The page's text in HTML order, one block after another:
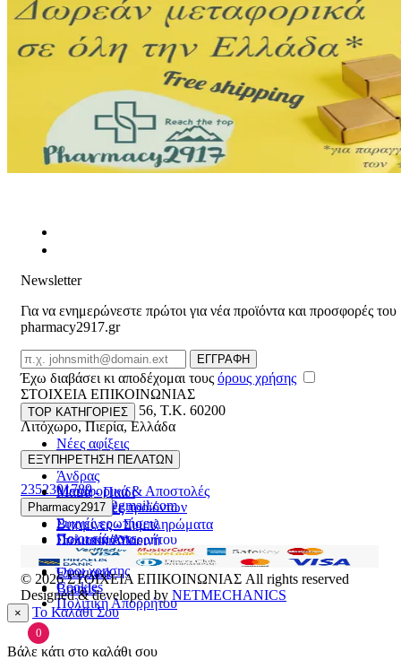
Newsletter
Για να ενημερώνεστε πρώτοι για νέα προϊόντα και προσφορές του
pharmacy2917.gr
Email
ΕΓΓΡΑΦΗ
Έχω διαβάσει κι αποδέχομαι τους όρους χρήσης
ΣΤΟΙΧΕΙΑ ΕΠΙΚΟΙΝΩΝΙΑΣ
Βασ. Κωνσταντίνου 56, T.K. 60200
Λιτόχωρο,Πιερία,Ελλάδα
ΓΕΜΗ:165892448000
2352301789
pharmacy2917@gmail.com
TOP ΚΑΤΗΓΟΡΙΕΣ
Νέες αφίξεις
Γυναίκα
Άνδρας
Μαμά - Παιδί
Προσφορές
Βιταμίνες - Συμπληρώματα
Στοματική Υγιεινή
Πρόσωπο
Εποχιακά
Brands
ΕΞΥΠΗΡΕΤΗΣΗ ΠΕΛΑΤΩΝ
Μεταφορικά & Αποστολές
Επιστροφές προϊόντων
Συχνές ερωτήσεις
Πολιτική Απορρήτου
Pharmacy2917
Ποιοι είμαστε
Επικοινωνία
Όροι χρήσης
Cookies
Πολιτική Απορρήτου
© 2026ΣΤΟΙΧΕΙΑ ΕΠΙΚΟΙΝΩΝΙΑΣ All rights reserved
Designed & developed by NETMECHANICS
× Το Καλάθι Σου
0
Βάλε κάτι στο καλάθι σου